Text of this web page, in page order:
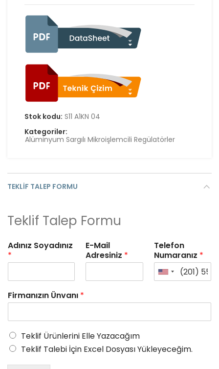
Stok kodu: S11 A1KN 04
Kategoriler:
Alüminyum Sargılı Mikroişlemcili Regülatörler
TEKLIF TALEP FORMU
Teklif Talep Formu
Adınız Soyadınız
*
E-Mail
Adresiniz *
Telefon
Numaranız *
Firmanızın Ünvanı *
Teklif Ürünlerini Elle Yazacağım
Teklif Talebi İçin Excel Dosyası Yükleyeceğim.